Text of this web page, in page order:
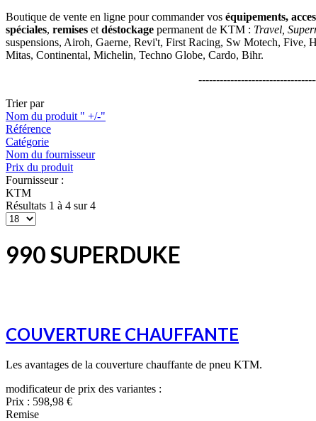
Boutique de vente en ligne pour commander vos équipements,
spéciales, remises et déstockage permanent de KTM : Travel,
suspensions, Airoh, Gaerne, Revi't, First Racing, Sw Motech,
Mitas, Continental, Michelin, Techno Globe, Cardo, Bihr.
Trier par
Nom du produit " +/-"
Référence
Catégorie
Nom du fournisseur
Prix du produit
Fournisseur :
KTM
Résultats 1 à 4 sur 4
990 SUPERDUKE
COUVERTURE CHAUFFANTE
Les avantages de la couverture chauffante de pneu KTM.
modificateur de prix des variantes :
Prix : 598,98 €
Remise